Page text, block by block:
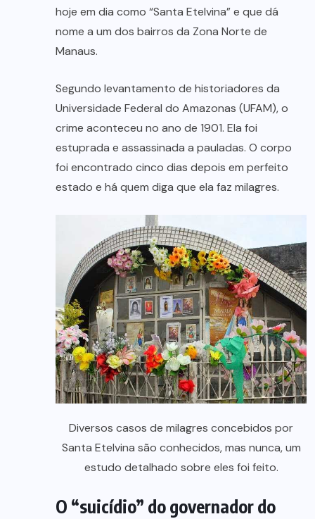
hoje em dia como “Santa Etelvina” e que dá
nome a um dos bairros da Zona Norte de
Manaus.
Segundo levantamento de historiadores da
Universidade Federal do Amazonas (UFAM), o
crime aconteceu no ano de 1901. Ela foi
estuprada e assassinada a pauladas. O corpo
foi encontrado cinco dias depois em perfeito
estado e há quem diga que ela faz milagres.
Diversos casos de milagres concebidos por
Santa Etelvina são conhecidos, mas nunca, um
estudo detalhado sobre eles foi feito.
O “suicídio” do governador do